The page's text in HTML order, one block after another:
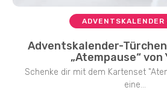
Adventskalender-
„Atempause“ von
Schenke dir mit dem Kartenset
eine...